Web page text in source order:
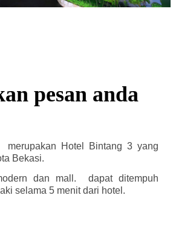
pesan anda
merupakan Hotel Bintang 3 yang
Bekasi.
dan mall. dapat ditempuh
selama 5 menit dari hotel.